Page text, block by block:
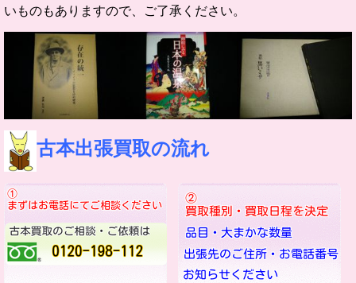
いものもありますので、ご了承ください。
古本出張買取の流れ